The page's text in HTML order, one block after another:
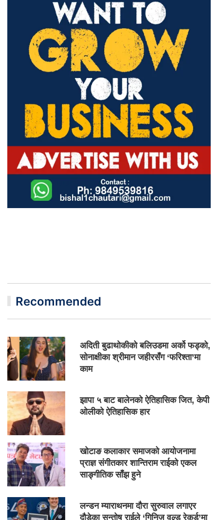
Recommended
अदिती बुढाथोकीको बलिउडमा अर्को फड्को,
सोनाक्षीका श्रीमान जहीरसँग ‘फरिश्ता’मा
काम
झापा ५ बाट बालेनको ऐतिहासिक जित, केपी
ओलीको ऐतिहासिक हार
खोटाङ कलाकार समाजको आयोजनामा
प्राज्ञ संगीतकार शान्तिराम राईको एकल
साङ्गीतिक साँझ हुने
लन्डन म्याराथनमा दौरा सुरुवाल लगाएर
दौडेका सन्तोष राईले ‘गिनिज वल्र्ड रेकर्ड’मा